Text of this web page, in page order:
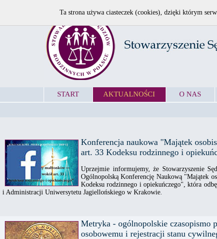
START AKTUALNOŚCI O NAS
Konferencja naukowa "Majątek
art. 33 Kodeksu rodzinnego i
Uprzejmie informujemy, że Stowarzyszenie
Ogólnopolską Konferencję Naukową "Majątek
Kodeksu rodzinnego i opiekuńczego", która
i Administracji Uniwersytetu Jagiellońskiego w Krakowie.
Metryka - ogólnopolskie czasopismo
osobowemu i rejestracji stanu
Ta strona używa ciasteczek (cookies), dzięki którym